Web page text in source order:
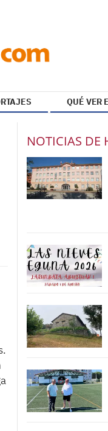
QUÉ VER
NOTICIAS DE